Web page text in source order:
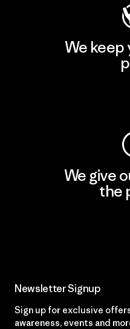
We keep
We give
the
Newsletter Signup
Sign up for exclusive
awareness, events and